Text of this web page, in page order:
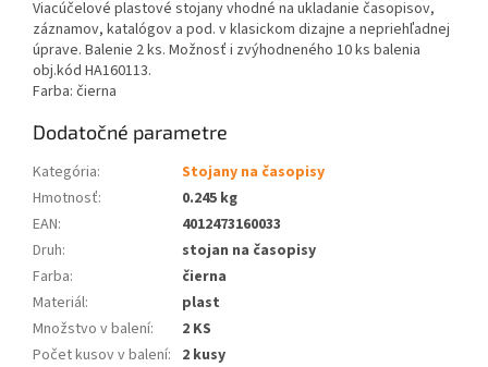
Viacúčelové plastové stojany vhodné na ukladanie časopisov,
záznamov, katalógov a pod. v klasickom dizajne a nepriehľadnej
úprave. Balenie 2 ks. Možnosť i zvýhodneného 10 ks balenia
obj.kód HA160113.
Farba: čierna
Dodatočné parametre
Kategória:
Stojany na časopisy
Hmotnosť:
0.245 kg
EAN:
4012473160033
Druh:
stojan na časopisy
Farba:
čierna
Materiál:
plast
Množstvo v balení:
2 KS
Počet kusov v balení: 2 kusy